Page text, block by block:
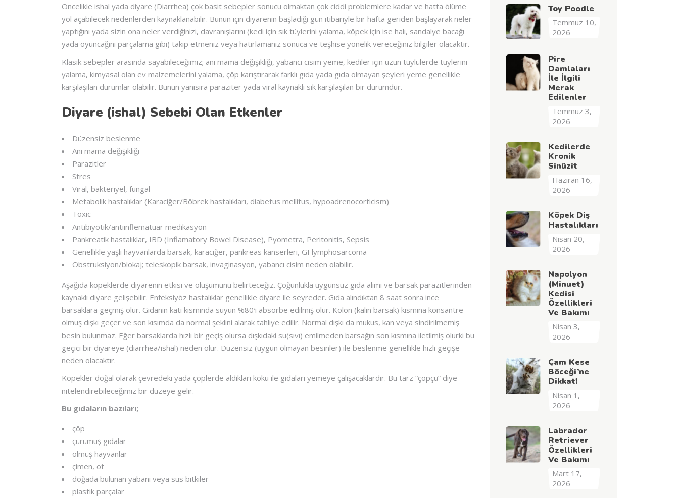
Öncelikle ishal yada diyare (Diarrhea) çok basit sebepler sonucu olmaktan çok ciddi problemlere kadar ve hatta ölüme
yol açabilecek nedenlerden kaynaklanabilir. Bunun için diyarenin başladığı gün itibariyle bir hafta geriden başlayarak neler
yaptığını yada sizin ona neler verdiğinizi, davranışlarını (kedi için sık tüylerini yalama, köpek için ise halı, sandalye bacağı
yada oyuncağını parçalama gibi) takip etmeniz veya hatırlamanız sonuca ve teşhise yönelik vereceğiniz bilgiler olacaktır.
Klasik sebepler arasında sayabileceğimiz; ani mama değişikliği, yabancı cisim yeme, kediler için uzun tüylülerde tüylerini
yalama, kimyasal olan ev malzemelerini yalama, çöp karıştırarak farklı gıda yada gıda olmayan şeyleri yeme genellikle
karşılaşılan durumlar olabilir. Bunun yanısıra paraziter yada viral kaynaklı sık karşılaşılan bir durumdur.
Diyare (ishal) Sebebi Olan Etkenler
Düzensiz beslenme
Ani mama değişikliği
Parazitler
Stres
Viral, bakteriyel, fungal
Metabolik hastalıklar (Karaciğer/Böbrek hastalıkları, diabetus mellitus, hypoadrenocorticism)
Toxic
Antibiyotik/antiinflematuar medikasyon
Pankreatik hastalıklar, IBD (Inflamatory Bowel Disease), Pyometra, Peritonitis, Sepsis
Genellikle yaşlı hayvanlarda barsak, karaciğer, pankreas kanserleri, GI lymphosarcoma
Obstruksiyon/blokaj; teleskopik barsak, invaginasyon, yabancı cisim neden olabilir.
Aşağıda köpeklerde diyarenin etkisi ve oluşumunu belirteceğiz. Çoğunlukla uygunsuz gıda alımı ve barsak parazitlerinden
kaynaklı diyare gelişebilir. Enfeksiyöz hastalıklar genellikle diyare ile seyreder. Gıda alındıktan 8 saat sonra ince
barsaklara geçmiş olur. Gıdanın katı kısmında suyun %80′i absorbe edilmiş olur. Kolon (kalın barsak) kısmına konsantre
olmuş dışkı geçer ve son kısımda da normal şeklini alarak tahliye edilir. Normal dışkı da mukus, kan veya sindirilmemiş
besin bulunmaz. Eğer barsaklarda hızlı bir geçiş olursa dışkıdaki su(sıvı) emilmeden barsağın son kısmına iletilmiş olurki bu
geçici bir diyareye (diarrhea/ishal) neden olur. Düzensiz (uygun olmayan besinler) ile beslenme genellikle hızlı geçişe
neden olacaktır.
Köpekler doğal olarak çevredeki yada çöplerde aldıkları koku ile gıdaları yemeye çalışacaklardır. Bu tarz “çöpçü” diye
nitelendirebileceğimiz bir düzeye gelir.
Bu gıdaların bazıları;
çöp
çürümüş gıdalar
ölmüş hayvanlar
çimen, ot
doğada bulunan yabani veya süs bitkiler
plastik parçalar
Toy Poodle
Temmuz 10,
2026
Pire
Damlaları
İle İlgili
Merak
Edilenler
Temmuz 3,
2026
Kedilerde
Kronik
Sinüzit
Haziran 16,
2026
Köpek Diş
Hastalıkları
Nisan 20,
2026
Napolyon
(Minuet)
Kedisi
Özellikleri
Ve Bakımı
Nisan 3,
2026
Çam Kese
Böceği’ne
Dikkat!
Nisan 1,
2026
Labrador
Retriever
Özellikleri
Ve Bakımı
Mart 17,
2026